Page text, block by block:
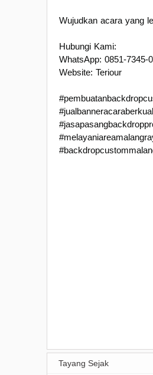
Wujudkan acara yang
Hubungi Kami:
WhatsApp: 0851-7345-
Website: Teriour
Tayang Sejak